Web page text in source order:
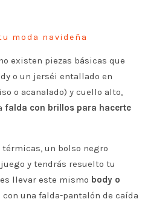
moda navideña
existen piezas básicas que
o un jerséi entallado en
o acanalado) y cuello alto,
falda con brillos para hacerte
un bolso negro
y tendrás resuelto tu
llevar este mismo body o
con una falda-pantalón de caída